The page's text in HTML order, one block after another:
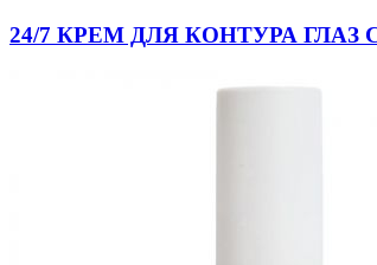
24/7 КРЕМ ДЛЯ КОНТУРА